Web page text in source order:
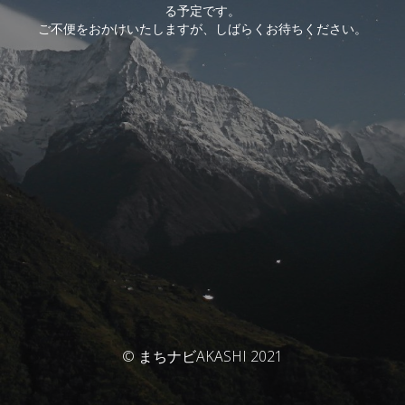
る予定です。
ご不便をおかけいたしますが、しばらくお待ちください。
© まちナビAKASHI 2021